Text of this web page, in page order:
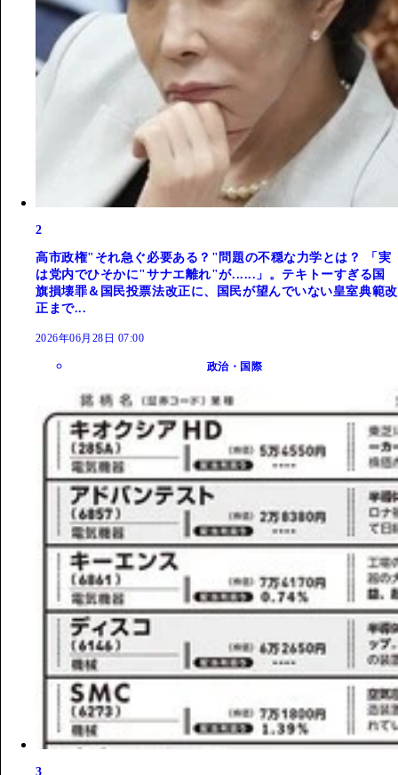
2
高市政権"それ急ぐ必要ある？"問題の不穏な力学とは？ 「実
は党内でひそかに"サナエ離れ"が......」。テキトーすぎる国
旗損壊罪＆国民投票法改正に、国民が望んでいない皇室典範改
正まで...
2026年06月28日 07:00
政治・国際
3